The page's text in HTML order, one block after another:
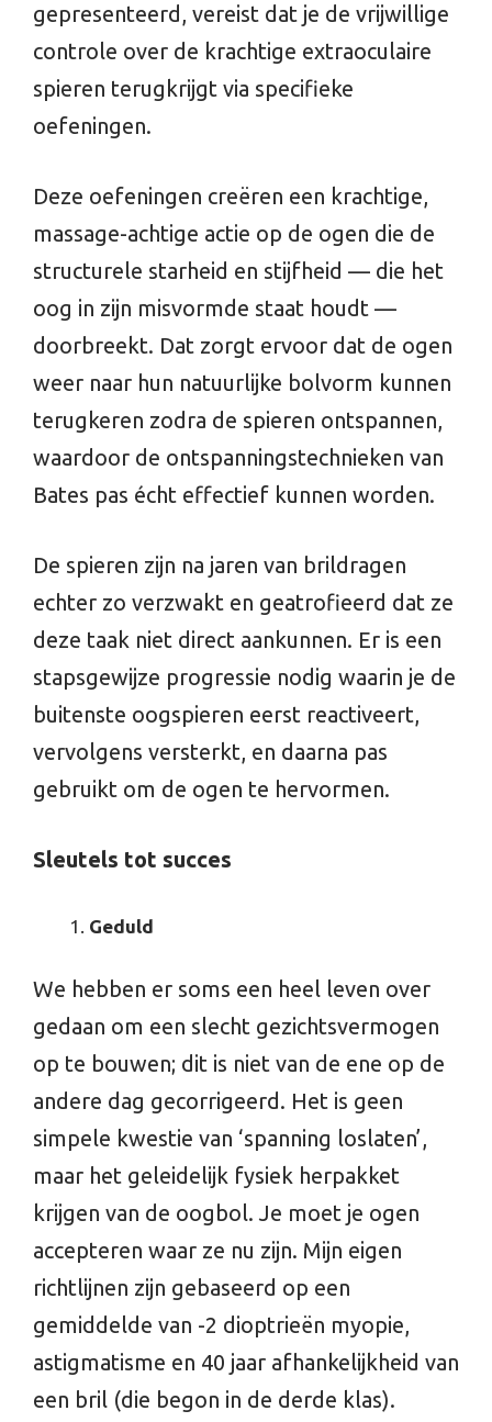
gepresenteerd, vereist dat je de vrijwillige
controle over de krachtige extraoculaire
spieren terugkrijgt via specifieke
oefeningen.
Deze oefeningen creëren een krachtige,
massage-achtige actie op de ogen die de
structurele starheid en stijfheid — die het
oog in zijn misvormde staat houdt —
doorbreekt. Dat zorgt ervoor dat de ogen
weer naar hun natuurlijke bolvorm kunnen
terugkeren zodra de spieren ontspannen,
waardoor de ontspanningstechnieken van
Bates pas écht effectief kunnen worden.
De spieren zijn na jaren van brildragen
echter zo verzwakt en geatrofieerd dat ze
deze taak niet direct aankunnen. Er is een
stapsgewijze progressie nodig waarin je de
buitenste oogspieren eerst reactiveert,
vervolgens versterkt, en daarna pas
gebruikt om de ogen te hervormen.
Sleutels tot succes
Geduld
We hebben er soms een heel leven over
gedaan om een slecht gezichtsvermogen
op te bouwen; dit is niet van de ene op de
andere dag gecorrigeerd. Het is geen
simpele kwestie van ‘spanning loslaten’,
maar het geleidelijk fysiek herpakket
krijgen van de oogbol. Je moet je ogen
accepteren waar ze nu zijn. Mijn eigen
richtlijnen zijn gebaseerd op een
gemiddelde van -2 dioptrieën myopie,
astigmatisme en 40 jaar afhankelijkheid van
een bril (die begon in de derde klas).